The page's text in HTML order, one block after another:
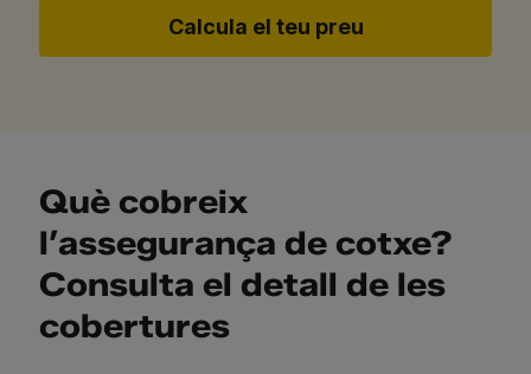
Calcula el teu preu
Què cobreix
l’assegurança de cotxe?
Consulta el detall de les
cobertures